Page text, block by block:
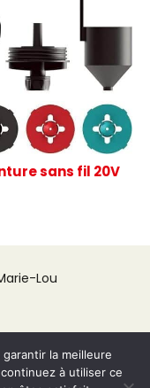
sans fil 20V
Lou
la meilleure
à utiliser ce